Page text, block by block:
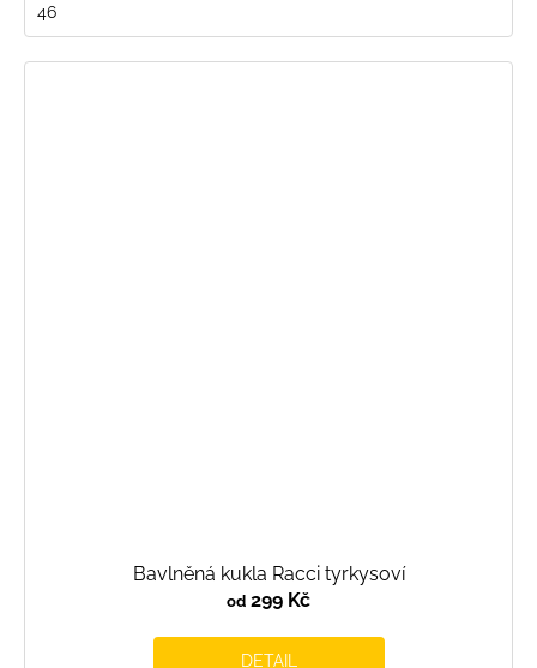
46
Bavlněná kukla Racci tyrkysoví
od 299 Kč
DETAIL